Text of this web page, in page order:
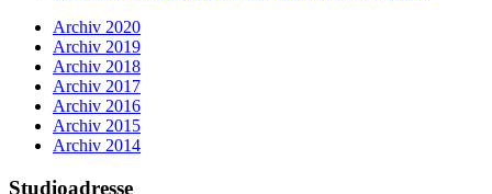
Archiv 2020
Archiv 2019
Archiv 2018
Archiv 2017
Archiv 2016
Archiv 2015
Archiv 2014
Studioadresse